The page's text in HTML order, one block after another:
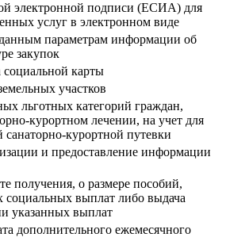
электронной подписи (ЕСИА) для
услуг в электронном виде
параметрам информации об
закупок
карты
участков
льготных категорий граждан,
курортном лечении, на учет для
санаторно-курортной путевки
и предоставление информации
получения, о размере пособий,
социальных выплат либо выдача
указанных выплат
дополнительного ежемесячного